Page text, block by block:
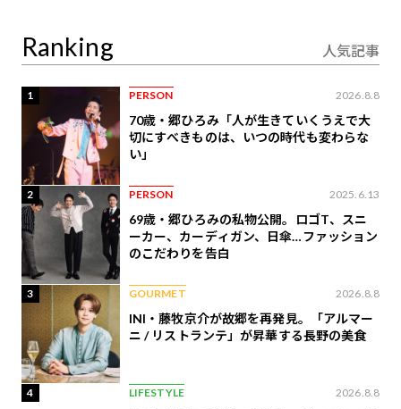
Ranking 人気記事
1 PERSON 2026.8.8
70歳・郷ひろみ「人が生きていくうえで大
切にすべきものは、いつの時代も変わらな
い」
2 PERSON 2025.6.13
69歳・郷ひろみの私物公開。ロゴT、スニ
ーカー、カーディガン、日傘…ファッション
のこだわりを告白
3 GOURMET 2026.8.8
INI・藤牧京介が故郷を再発見。「アルマー
ニ / リストランテ」が昇華する長野の美食
4 LIFESTYLE 2026.8.8